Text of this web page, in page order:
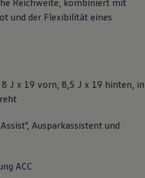
Flüssigkeiten
und Elektronik
Login und Shop
verbinden
und der Flexibilität eines
J x 19 vorn, 8,5 J x 19 hinten, in
Ausparkassistent und
ACC